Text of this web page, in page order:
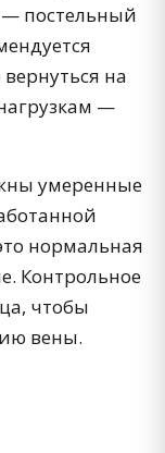
постельный
на
—
умеренные
нормальная
Контрольное
чтобы
вены.